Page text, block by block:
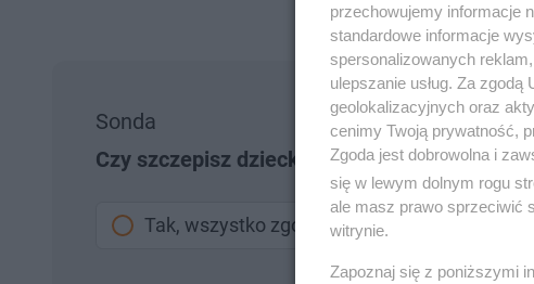
Sonda
Czy szczepisz dziecko zgodnie z
Tak, wszystko zgodnie z zaleceniami
przechowujemy informacje
standardowe informacje
spersonalizowanych
ulepszanie usług. Za
geolokalizacyjnych oraz
cenimy Twoją prywatność,
Zgoda jest dobrowolna i
się w lewym dolnym rogu
ale masz prawo sprzeciwić
witrynie.
Zapoznaj się z poniższymi